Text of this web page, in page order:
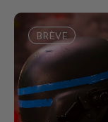
BRÈVE